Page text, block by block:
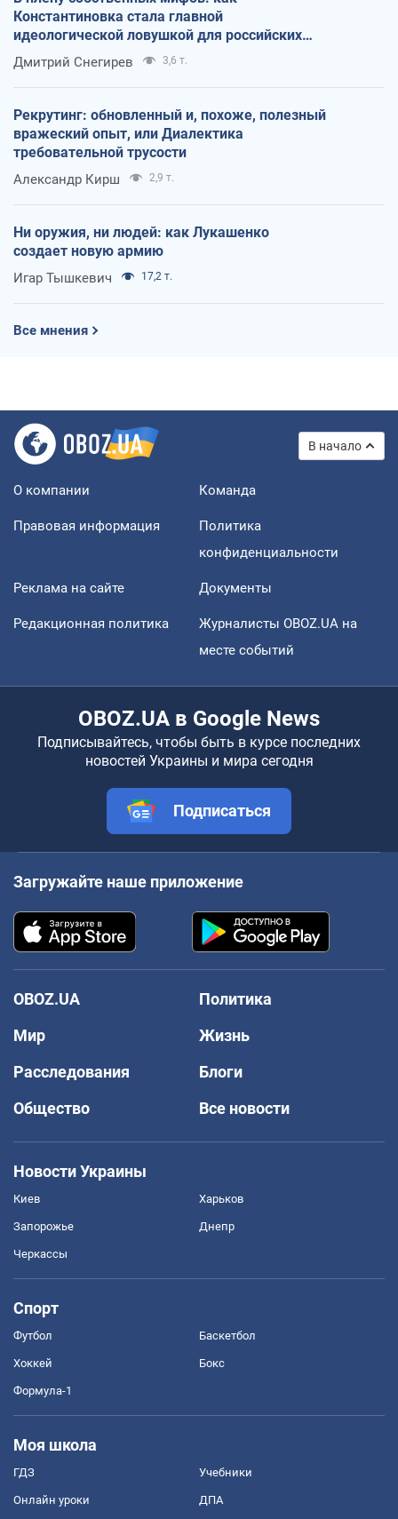
Константиновка стала главной
идеологической ловушкой для российских
оккупантов
Дмитрий Снегирев 3,6 т.
Рекрутинг: обновленный и, похоже, полезный
вражеский опыт, или Диалектика
требовательной трусости
Александр Кирш 2,9 т.
Ни оружия, ни людей: как Лукашенко
создает новую армию
Игар Тышкевич 17,2 т.
Все мнения
В начало
О компании Команда
Правовая информация
Политика
конфиденциальности
Реклама на сайте Документы
Редакционная политика
Журналисты OBOZ.UA на
месте событий
OBOZ.UA в Google News
Подписывайтесь, чтобы быть в курсе последних
новостей Украины и мира сегодня
Подписаться
Загружайте наше приложение
OBOZ.UA
Политика
Мир
Жизнь
Расследования
Блоги
Общество
Все новости
Новости Украины
Киев Харьков
Запорожье Днепр
Черкассы
Спорт
Футбол Баскетбол
Хоккей Бокс
Формула-1
Моя школа
ГДЗ Учебники
Онлайн уроки ДПА